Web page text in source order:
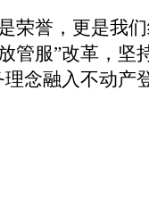
荣誉，更是我
管服”改革，
理念融入不动